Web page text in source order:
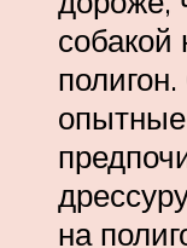
опытные
на